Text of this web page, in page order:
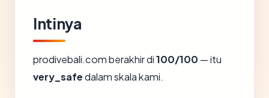
Intinya
prodivebali.com berakhir di100/100 — itu
very_safedalam skala kami.